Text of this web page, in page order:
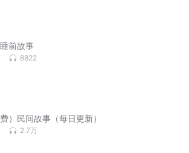
前故事
8822
费）民间故事（每日更新）
2.7万